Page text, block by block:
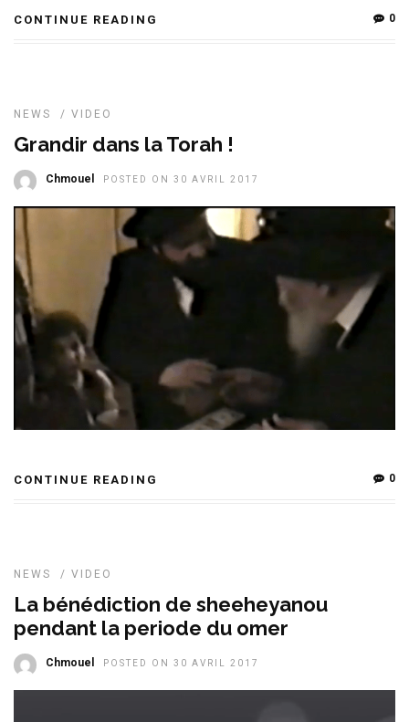
CONTINUE READING 0
NEWS / VIDEO
Grandir dans la Torah !
Chmouel POSTED ON 30 AVRIL 2017
CONTINUE READING 0
NEWS / VIDEO
La bénédiction de sheeheyanou
pendant la periode du omer
Chmouel POSTED ON 30 AVRIL 2017